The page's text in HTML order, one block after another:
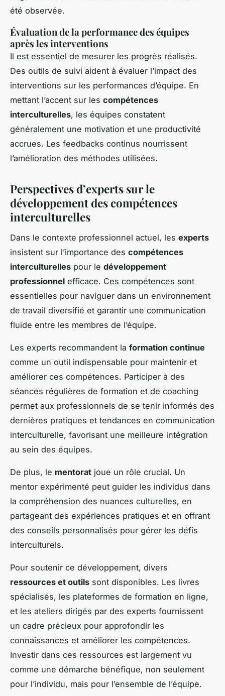
été observée.
Évaluation de la performance des équipes
après les interventions
Il est essentiel de mesurer les progrès réalisés.
Des outils de suivi aident à évaluer l’impact des
interventions sur les performances d’équipe. En
mettant l’accent sur les compétences
interculturelles, les équipes constatent
généralement une motivation et une productivité
accrues. Les feedbacks continus nourrissent
l’amélioration des méthodes utilisées.
Perspectives d’experts sur le
développement des compétences
interculturelles
Dans le contexte professionnel actuel, les experts
insistent sur l’importance des compétences
interculturelles pour le développement
professionnel efficace. Ces compétences sont
essentielles pour naviguer dans un environnement
de travail diversifié et garantir une communication
fluide entre les membres de l’équipe.
Les experts recommandent la formation continue
comme un outil indispensable pour maintenir et
améliorer ces compétences. Participer à des
séances régulières de formation et de coaching
permet aux professionnels de se tenir informés des
dernières pratiques et tendances en communication
interculturelle, favorisant une meilleure intégration
au sein des équipes.
De plus, le mentorat joue un rôle crucial. Un
mentor expérimenté peut guider les individus dans
la compréhension des nuances culturelles, en
partageant des expériences pratiques et en offrant
des conseils personnalisés pour gérer les défis
interculturels.
Pour soutenir ce développement, divers
ressources et outils sont disponibles. Les livres
spécialisés, les plateformes de formation en ligne,
et les ateliers dirigés par des experts fournissent
un cadre précieux pour approfondir les
connaissances et améliorer les compétences.
Investir dans ces ressources est largement vu
comme une démarche bénéfique, non seulement
pour l’individu, mais pour l’ensemble de l’équipe.